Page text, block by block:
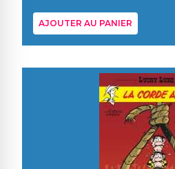
AJOUTER AU PANIER